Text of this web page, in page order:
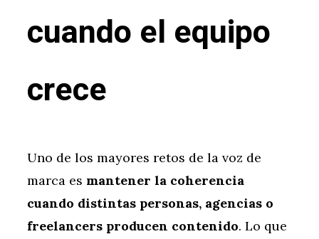
cuando el equipo
crece
Uno de los mayores retos de la voz de
marca es mantener la coherencia
cuando distintas personas, agencias o
freelancers producen contenido. Lo que